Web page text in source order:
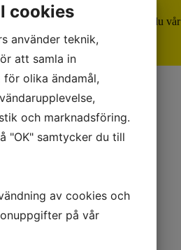
Är du privatperson så hittar du vår
cookies
använder teknik,
att samla in
olika ändamål,
och marknadsföring.
"OK" samtycker du till
av cookies och
på vår